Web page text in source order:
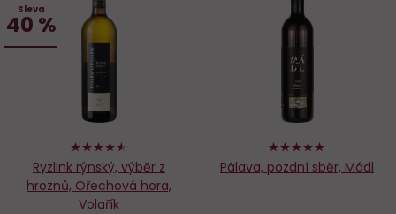
Sleva
40 %
90%
Ryzlink rýnský, výběr z
hroznů, Ořechová hora,
Volařík
100%
Pálava, pozdní sběr, Mádl